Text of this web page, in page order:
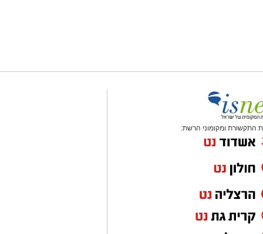
התקשורת ומקומוני הרשת: